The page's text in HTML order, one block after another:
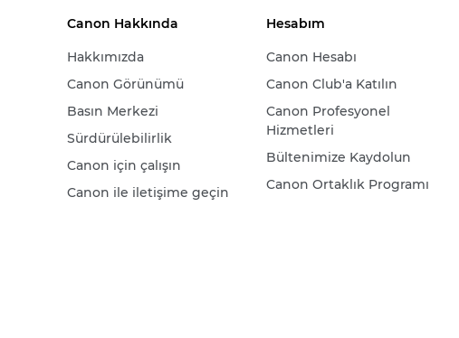
Canon Hakkında
Hakkımızda
Canon Görünümü
Basın Merkezi
Sürdürülebilirlik
Canon için çalışın
Canon ile iletişime geçin
Hesabım
Canon Hesabı
Canon Club'a Katılın
Canon Profesyonel
Hizmetleri
Bültenimize Kaydolun
Canon Ortaklık Programı